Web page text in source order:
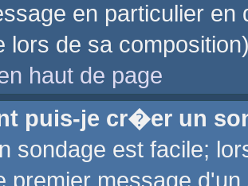
en particulier
lors de sa
haut de page
puis-je cr�er un
sondage est facile;
message